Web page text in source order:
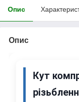
Опис
Опис
Кут